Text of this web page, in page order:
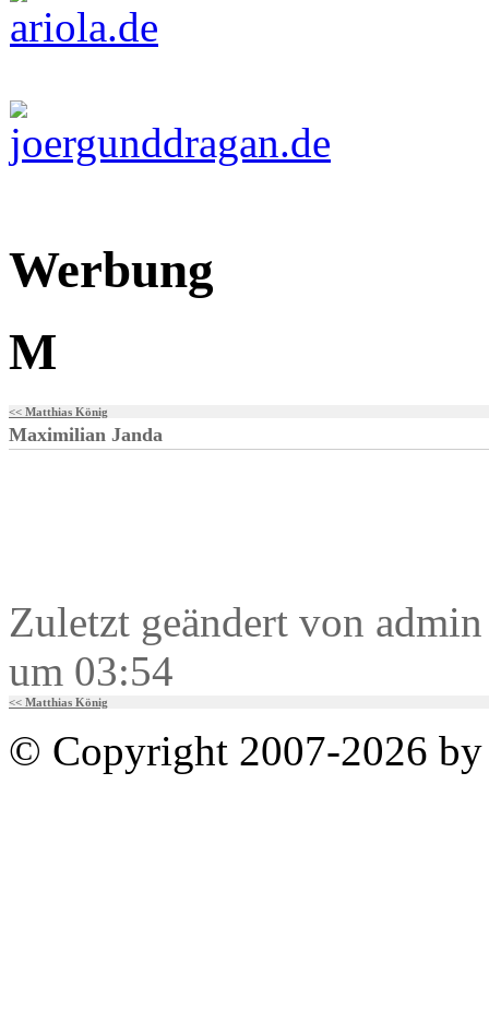
Werbung
M
<< Matthias König
Maximilian Janda
Zuletzt geändert von
um 03:54
<< Matthias König
© Copyright 2007-2026 by